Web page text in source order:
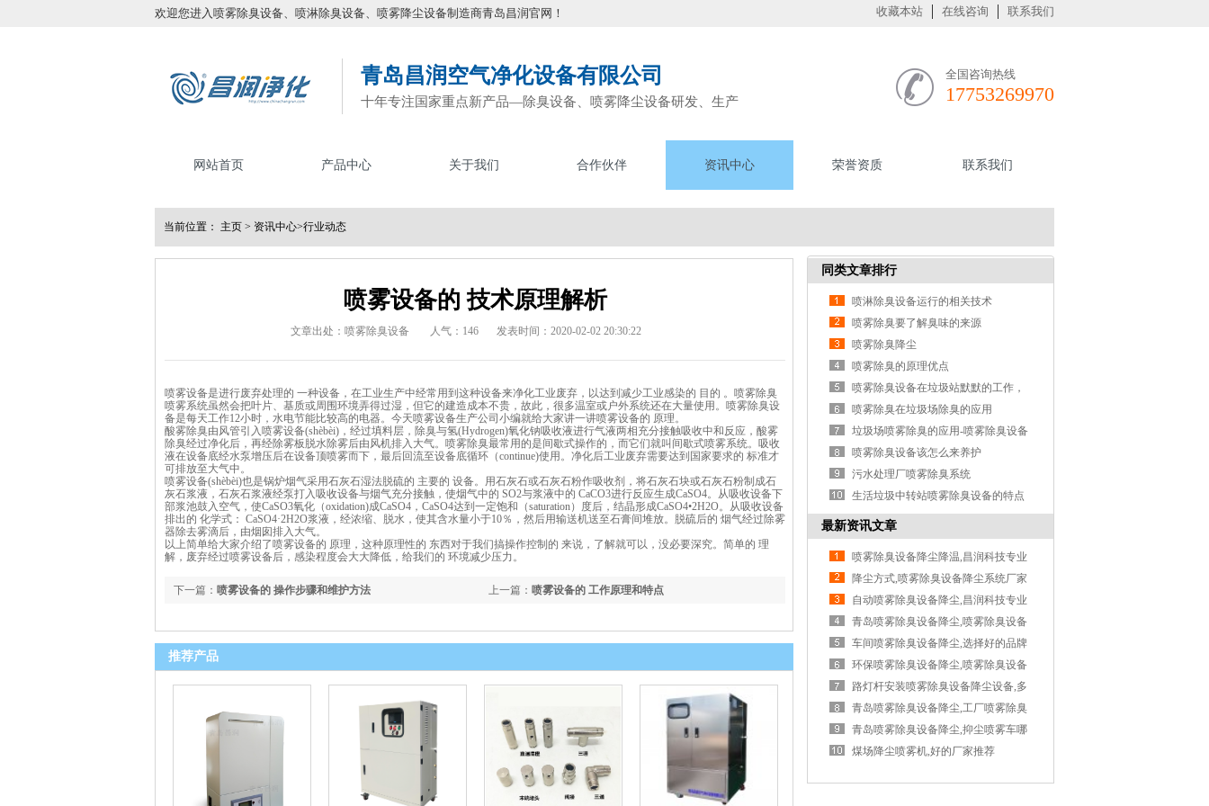
欢迎您进入喷雾除臭设备、喷淋除臭设备、喷雾降尘设备制造商青岛昌润官网！ 收藏本站 在线咨询 联系我们
青岛昌润空气净化设备有限公司
十年专注国家重点新产品—除臭设备、喷雾降尘设备研发、生产
全国咨询热线
17753269970
网站首页 产品中心 关于我们 合作伙伴 资讯中心 荣誉资质 联系我们
当前位置： 主页 > 资讯中心>行业动态
喷雾设备的 技术原理解析
文章出处：喷雾除臭设备 人气：146 发表时间：2020-02-02 20:30:22
喷雾设备是进行废弃处理的 一种设备，在工业生产中经常用到这种设备来净化工业废弃，以达到减少工业感染的 目的 。喷雾除臭
喷雾系统虽然会把叶片、基质或周围环境弄得过湿，但它的建造成本不贵，故此，很多温室或户外系统还在大量使用。喷雾除臭设
备是每天工作12小时，水电节能比较高的电器。今天喷雾设备生产公司小编就给大家讲一讲喷雾设备的 原理。
酸雾除臭由风管引入喷雾设备(shèbèi)，经过填料层，除臭与氢(Hydrogen)氧化钠吸收液进行气液两相充分接触吸收中和反应，酸雾
除臭经过净化后，再经除雾板脱水除雾后由风机排入大气。喷雾除臭最常用的是间歇式操作的，而它们就叫间歇式喷雾系统。吸收
液在设备底经水泵增压后在设备顶喷雾而下，最后回流至设备底循环（continue)使用。净化后工业废弃需要达到国家要求的 标准才
可排放至大气中。
喷雾设备(shèbèi)也是锅炉烟气采用石灰石湿法脱硫的 主要的 设备。用石灰石或石灰石粉作吸收剂，将石灰石块或石灰石粉制成石
灰石浆液，石灰石浆液经泵打入吸收设备与烟气充分接触，使烟气中的 SO2与浆液中的 CaCO3进行反应生成CaSO4。从吸收设备下
部浆池鼓入空气，使CaSO3氧化（oxidation)成CaSO4，CaSO4达到一定饱和（saturation）度后，结晶形成CaSO4•2H2O。从吸收设备
排出的 化学式： CaSO4·2H2O浆液，经浓缩、脱水，使其含水量小于10％，然后用输送机送至石膏间堆放。脱硫后的 烟气经过除雾
器除去雾滴后，由烟囱排入大气。
以上简单给大家介绍了喷雾设备的 原理，这种原理性的 东西对于我们搞操作控制的 来说，了解就可以，没必要深究。简单的 理
解，废弃经过喷雾设备后，感染程度会大大降低，给我们的 环境减少压力。
上一篇： 喷雾设备的 工作原理和特点
下一篇： 喷雾设备的 操作步骤和维护方法
推荐产品
同类文章排行
喷淋除臭设备运行的相关技术
喷雾除臭要了解臭味的来源
喷雾除臭降尘
喷雾除臭的原理优点
喷雾除臭设备在垃圾站默默的工作，
清除...
喷雾除臭在垃圾场除臭的应用
垃圾场喷雾除臭的应用-喷雾除臭设备
喷雾除臭设备该怎么来养护
污水处理厂喷雾除臭系统
生活垃圾中转站喷雾除臭设备的特点
最新资讯文章
喷雾除臭设备降尘降温,昌润科技专业
降尘方式,喷雾除臭设备降尘系统厂家
自动喷雾除臭设备降尘,昌润科技专业
青岛喷雾除臭设备降尘,喷雾除臭设备
降...
车间喷雾除臭设备降尘,选择好的品牌
很...
环保喷雾除臭设备降尘,喷雾除臭设备
降...
路灯杆安装喷雾除臭设备降尘设备,多
功...
青岛喷雾除臭设备降尘,工厂喷雾除臭
设...
青岛喷雾除臭设备降尘,抑尘喷雾车哪
家...
煤场降尘喷雾机,好的厂家推荐